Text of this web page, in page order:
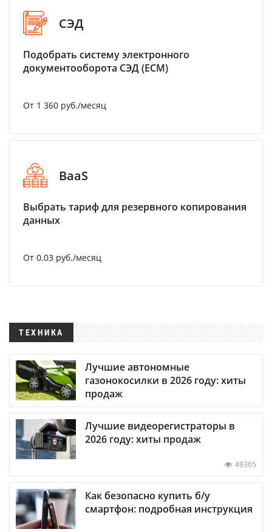
СЭД
Подобрать систему электронного
документооборота СЭД (ECM)
От 1 360 руб./месяц
BaaS
Выбрать тариф для резервного копирования
данных
От 0.03 руб./месяц
ТЕХНИКА
Лучшие автономные
газонокосилки в 2026 году: хиты
продаж
Лучшие видеорегистраторы в
2026 году: хиты продаж
49365
Как безопасно купить б/у
смартфон: подробная инструкция